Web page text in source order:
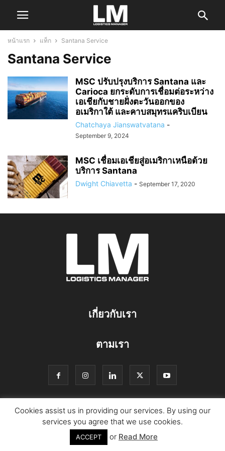
หน้าแรก แท็ก Santana Service
Santana Service
MSC ปรับปรุงบริการ Santana และ
Carioca ยกระดับการเชื่อมต่อระหว่าง
เอเชียกับชายฝั่งตะวันออกของ
อเมริกาใต้ และคาบสมุทรแคริบเบียน
Chatchaya Jianswatvatana -
September 9, 2024
MSC เชื่อมเอเชียสู่อเมริกาเหนือด้วย
บริการ Santana
Dwight Chiavetta - September 17, 2020
เกี่ยวกับเรา
ตามเรา
© Copyright Logistics Manager
Cookies assist us in providing our services. By using our
services you agree that we use cookies.
ACCEPT or Read More